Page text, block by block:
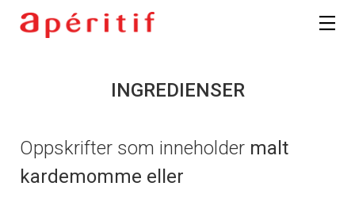
INGREDIENSER
Oppskrifter som inneholder malt
kardemomme eller